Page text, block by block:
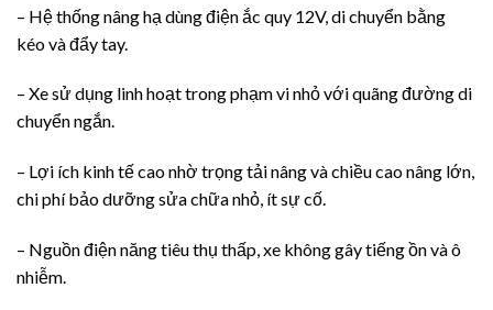
– Hệ thống nâng hạ dùng điện ắc quy 12V, di chuyển bằng
kéo và đẩy tay.
– Xe sử dụng linh hoạt trong phạm vi nhỏ với quãng đường di
chuyển ngắn.
– Lợi ích kinh tế cao nhờ trọng tải nâng và chiều cao nâng lớn,
chi phí bảo dưỡng sửa chữa nhỏ, ít sự cố.
– Nguồn điện năng tiêu thụ thấp, xe không gây tiếng ồn và ô
nhiễm.